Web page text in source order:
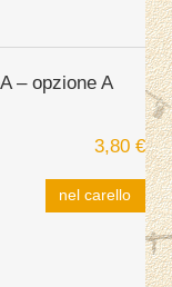
– opzione A
3,80 €
nel carello